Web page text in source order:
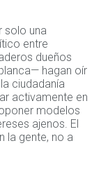
solo una
entre
dueños
hagan oír
ciudadanía
activamente en
modelos
ajenos. El
la gente, no a